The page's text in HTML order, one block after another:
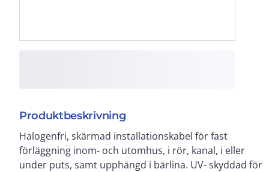
Produktbeskrivning
Halogenfri, skärmad installationskabel för fast
förläggning inom- och utomhus, i rör, kanal, i eller
under puts, samt upphängd i bärlina. UV- skyddad för
utomhusbruk i Norden. Ledarisoleringen ska skyddas
mot direkt UV-ljus i belysningsarmaturer och